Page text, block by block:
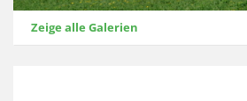
Zeige alle Galerien